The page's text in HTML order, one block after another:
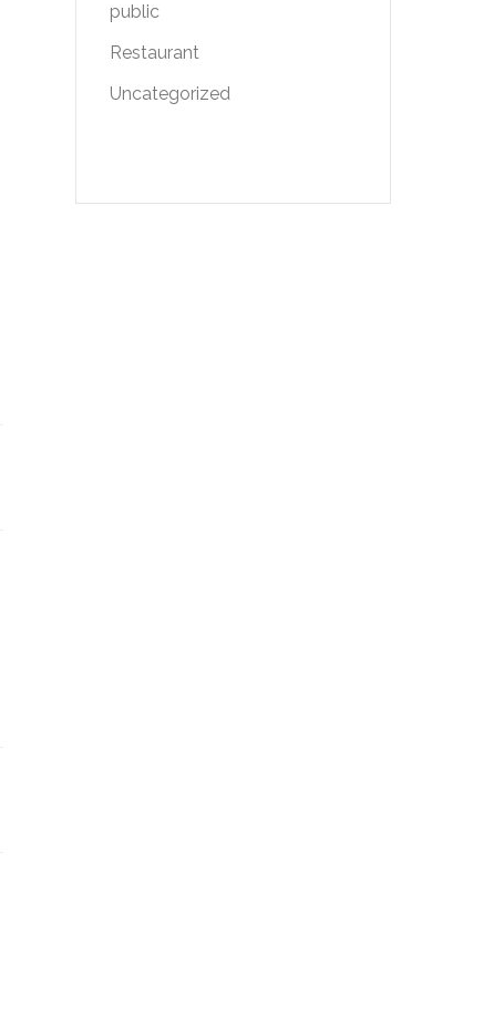
public
Restaurant
Uncategorized